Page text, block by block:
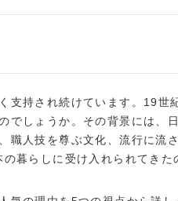
支持され続けています。19世
でしょうか。その背景には、
職人技を尊ぶ文化、流行に流
暮らしに受け入れられてきた